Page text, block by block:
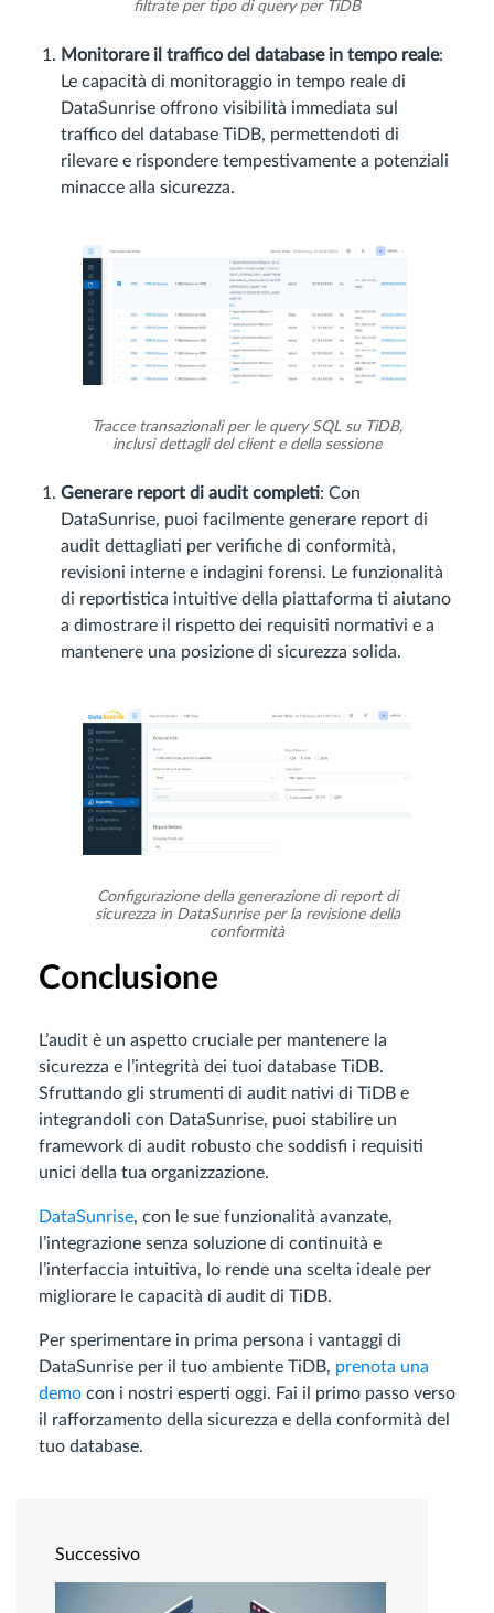
filtrate per tipo di query per TiDB
Monitorare il traffico del database in tempo reale:
Le capacità di monitoraggio in tempo reale di
DataSunrise offrono visibilità immediata sul
traffico del database TiDB, permettendoti di
rilevare e rispondere tempestivamente a potenziali
minacce alla sicurezza.
Tracce transazionali per le query SQL su TiDB,
inclusi dettagli del client e della sessione
Generare report di audit completi: Con
DataSunrise, puoi facilmente generare report di
audit dettagliati per verifiche di conformità,
revisioni interne e indagini forensi. Le funzionalità
di reportistica intuitive della piattaforma ti aiutano
a dimostrare il rispetto dei requisiti normativi e a
mantenere una posizione di sicurezza solida.
Configurazione della generazione di report di
sicurezza in DataSunrise per la revisione della
conformità
Conclusione
L’audit è un aspetto cruciale per mantenere la
sicurezza e l’integrità dei tuoi database TiDB.
Sfruttando gli strumenti di audit nativi di TiDB e
integrandoli con DataSunrise, puoi stabilire un
framework di audit robusto che soddisfi i requisiti
unici della tua organizzazione.
DataSunrise, con le sue funzionalità avanzate,
l’integrazione senza soluzione di continuità e
l’interfaccia intuitiva, lo rende una scelta ideale per
migliorare le capacità di audit di TiDB.
Per sperimentare in prima persona i vantaggi di
DataSunrise per il tuo ambiente TiDB, prenota una
demo con i nostri esperti oggi. Fai il primo passo verso
il rafforzamento della sicurezza e della conformità del
tuo database.
Successivo